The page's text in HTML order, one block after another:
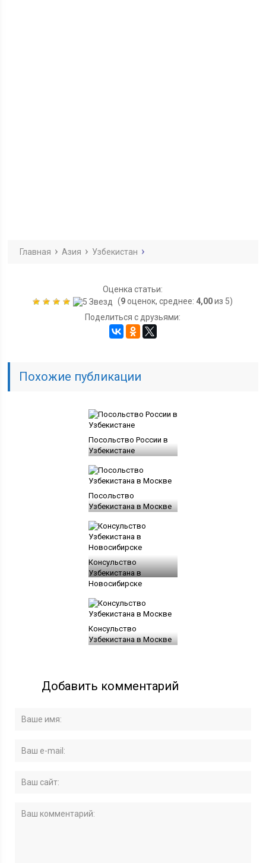
Главная Азия Узбекистан
Оценка статьи:
(9оценок, среднее: 4,00из 5)
Поделиться с друзьями:
Похожие публикации
Посольство России в
Узбекистане
Посольство
Узбекистана в Москве
Консульство
Узбекистана в
Новосибирске
Консульство
Узбекистана в Москве
Добавить комментарий